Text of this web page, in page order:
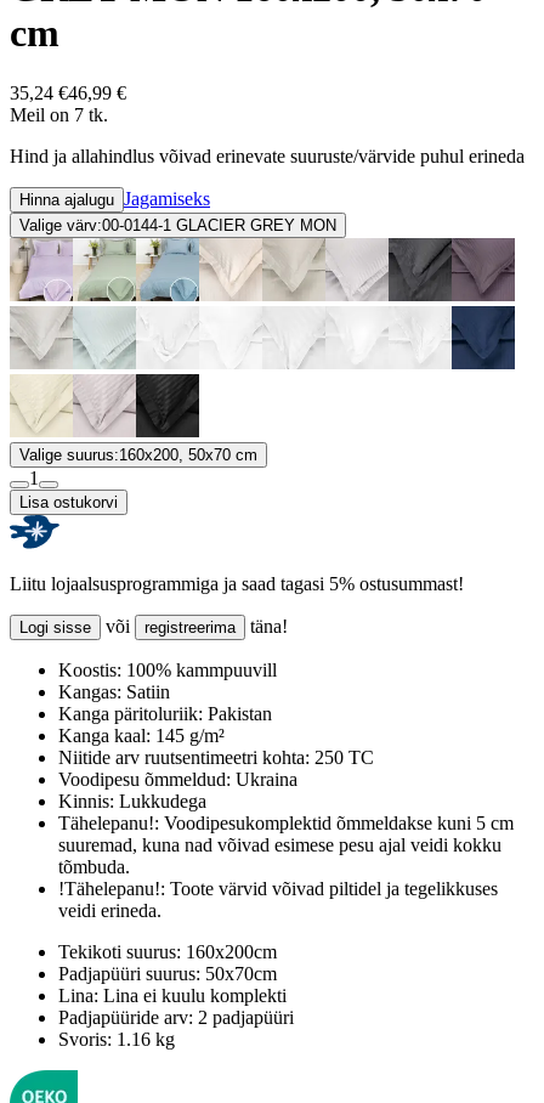
cm
35,24 €46,99 €
Meil on 7 tk.
Hind ja allahindlus võivad erinevate suuruste/värvide puhul erineda
Hinna ajalugu Jagamiseks
Valige värv:00-0144-1 GLACIER GREY MON
Valige suurus:160x200, 50x70 cm
1
Lisa ostukorvi
Liitu lojaalsusprogrammiga ja saad tagasi 5% ostusummast!
Logi sisse või registreerima täna!
Koostis: 100% kammpuuvill
Kangas: Satiin
Kanga päritoluriik: Pakistan
Kanga kaal: 145 g/m²
Niitide arv ruutsentimeetri kohta: 250 TC
Voodipesu õmmeldud: Ukraina
Kinnis: Lukkudega
Tähelepanu!: Voodipesukomplektid õmmeldakse kuni 5 cm
suuremad, kuna nad võivad esimese pesu ajal veidi kokku
tõmbuda.
!Tähelepanu!: Toote värvid võivad piltidel ja tegelikkuses
veidi erineda.
Tekikoti suurus: 160x200cm
Padjapüüri suurus: 50x70cm
Lina: Lina ei kuulu komplekti
Padjapüüride arv: 2 padjapüüri
Svoris: 1.16 kg